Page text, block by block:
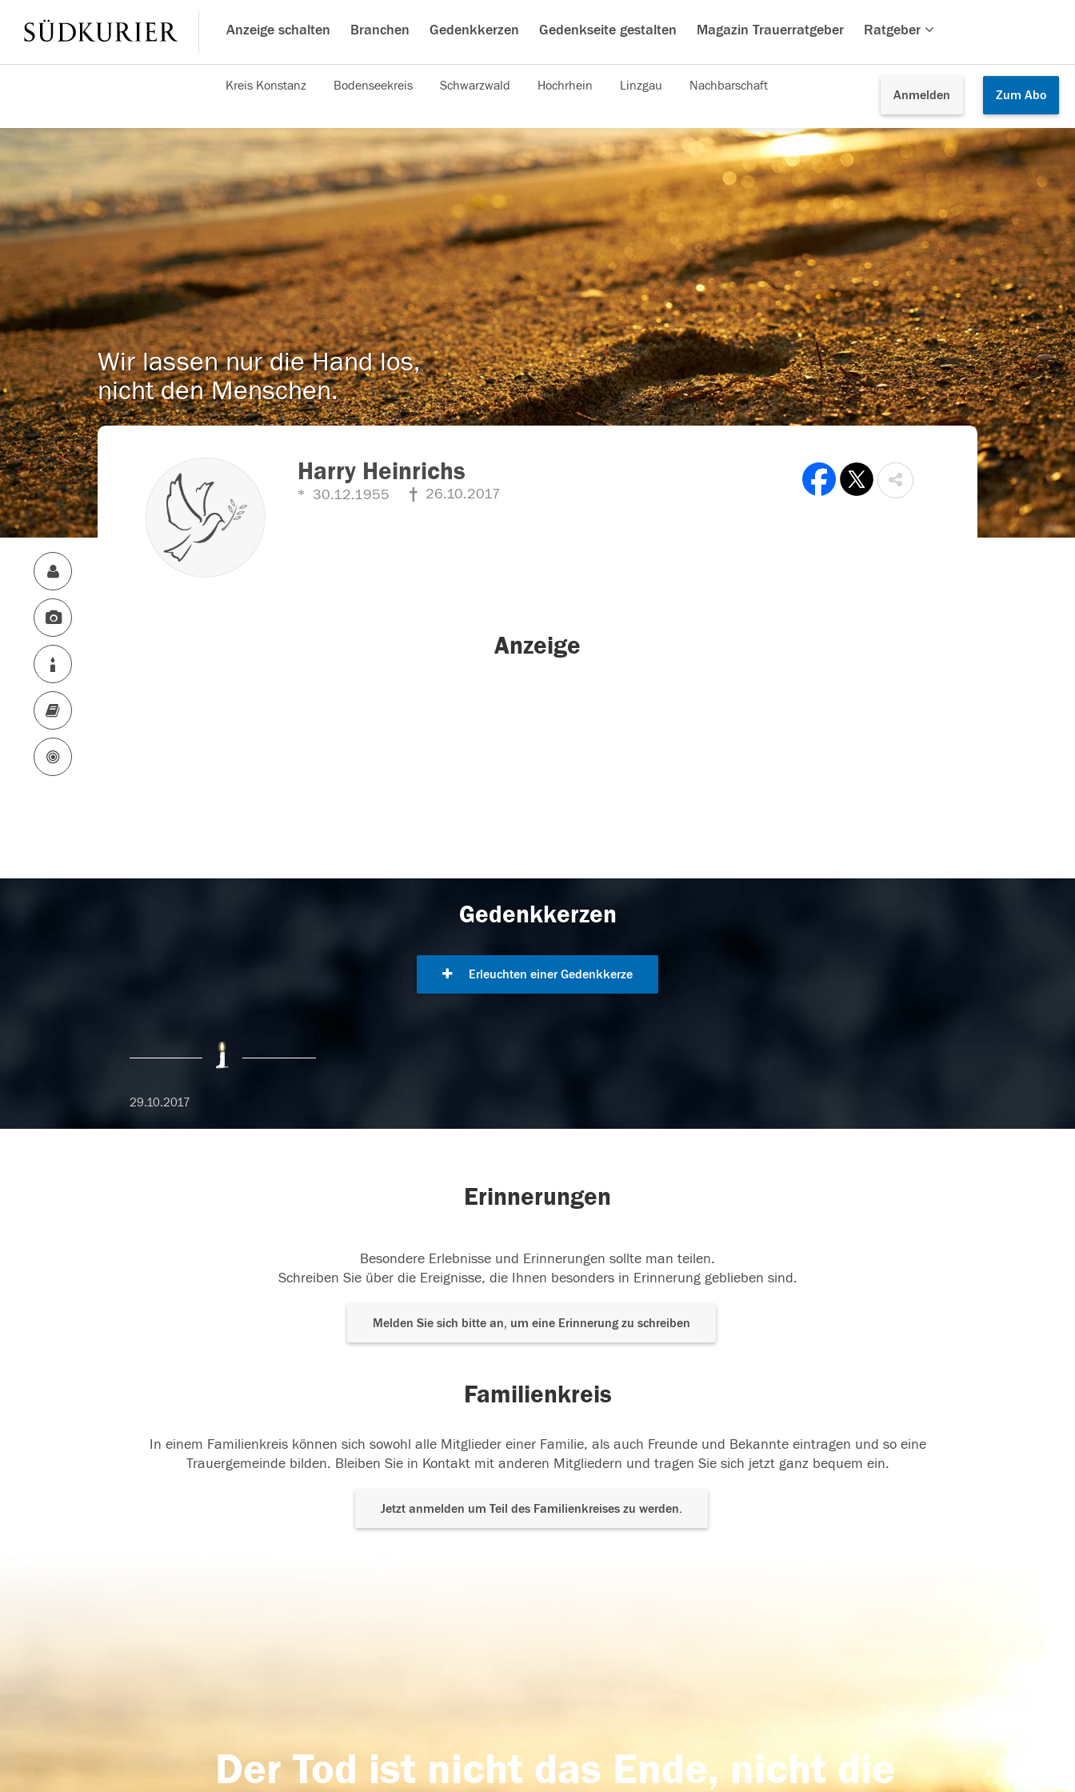
Anzeige schalten Branchen Gedenkkerzen Gedenkseite gestalten Magazin Trauerratgeber Ratgeber
Anmelden Zum Abo
Kreis Konstanz Bodenseekreis Schwarzwald Hochrhein Linzgau Nachbarschaft
Wir lassen nur die Hand los,
nicht den Menschen.
Harry Heinrichs
30.12.1955 26.10.2017
Anzeige
Gedenkkerzen
Erleuchten einer Gedenkkerze
29.10.2017
Erinnerungen
Besondere Erlebnisse und Erinnerungen sollte man teilen.
Schreiben Sie über die Ereignisse, die Ihnen besonders in Erinnerung geblieben sind.
Melden Sie sich bitte an, um eine Erinnerung zu schreiben
Familienkreis
In einem Familienkreis können sich sowohl alle Mitglieder einer Familie, als auch Freunde und Bekannte eintragen und so eine
Trauergemeinde bilden. Bleiben Sie in Kontakt mit anderen Mitgliedern und tragen Sie sich jetzt ganz bequem ein.
Jetzt anmelden um Teil des Familienkreises zu werden.
Der Tod ist nicht das Ende, nicht die